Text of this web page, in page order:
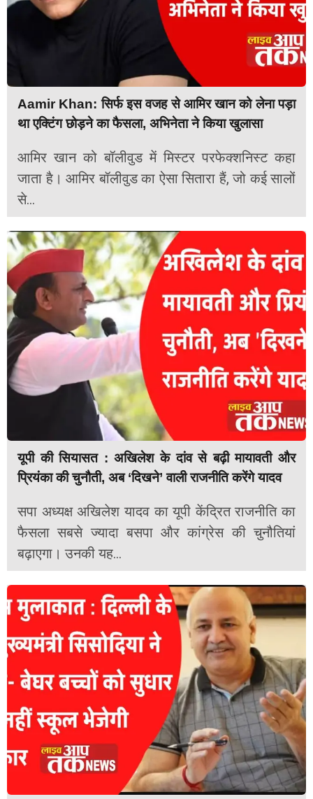
Aamir Khan: सिर्फ इस वजह से आमिर खान को लेना पड़ा
था एक्टिंग छोड़ने का फैसला, अभिनेता ने किया खुलासा
आमिर खान को बॉलीवुड में मिस्टर परफेक्शनिस्ट कहा
जाता है। आमिर बॉलीवुड का ऐसा सितारा हैं, जो कई सालों
से...
यूपी की सियासत : अखिलेश के दांव से बढ़ी मायावती और
प्रियंका की चुनौती, अब ‘दिखने’ वाली राजनीति करेंगे यादव
सपा अध्यक्ष अखिलेश यादव का यूपी केंद्रित राजनीति का
फैसला सबसे ज्यादा बसपा और कांग्रेस की चुनौतियां
बढ़ाएगा। उनकी यह...